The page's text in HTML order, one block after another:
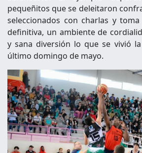
pequeñitos que se deleitaron
seleccionados con charlas y
definitiva, un ambiente de
y sana diversión lo que se vivió
último domingo de mayo.